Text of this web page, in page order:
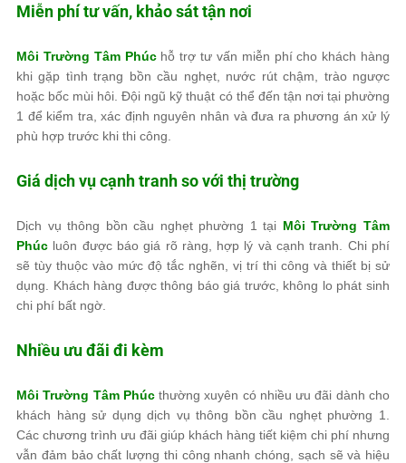
Miễn phí tư vấn, khảo sát tận nơi
Môi Trường Tâm Phúchỗ trợ tư vấn miễn phí cho khách hàng
khi gặp tình trạng bồn cầu nghẹt, nước rút chậm, trào ngược
hoặc bốc mùi hôi. Đội ngũ kỹ thuật có thể đến tận nơi tại phường
1 để kiểm tra, xác định nguyên nhân và đưa ra phương án xử lý
phù hợp trước khi thi công.
Giá dịch vụ cạnh tranh so với thị trường
Dịch vụ thông bồn cầu nghẹt phường 1 tại Môi Trường Tâm
Phúc luôn được báo giá rõ ràng, hợp lý và cạnh tranh. Chi phí
sẽ tùy thuộc vào mức độ tắc nghẽn, vị trí thi công và thiết bị sử
dụng. Khách hàng được thông báo giá trước, không lo phát sinh
chi phí bất ngờ.
Nhiều ưu đãi đi kèm
Môi Trường Tâm Phúcthường xuyên có nhiều ưu đãi dành cho
khách hàng sử dụng dịch vụ thông bồn cầu nghẹt phường 1.
Các chương trình ưu đãi giúp khách hàng tiết kiệm chi phí nhưng
vẫn đảm bảo chất lượng thi công nhanh chóng, sạch sẽ và hiệu